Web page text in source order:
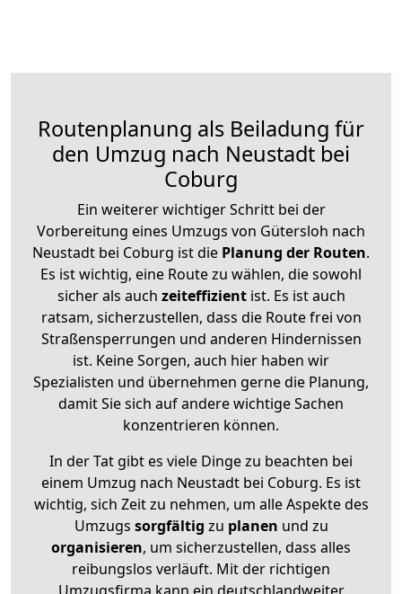
Routenplanung als Beiladung für
den Umzug nach Neustadt bei
Coburg
Ein weiterer wichtiger Schritt bei der
Vorbereitung eines Umzugs von Gütersloh nach
Neustadt bei Coburg ist die Planung der Routen.
Es ist wichtig, eine Route zu wählen, die sowohl
sicher als auch zeiteffizientist. Es ist auch
ratsam, sicherzustellen, dass die Route frei von
Straßensperrungen und anderen Hindernissen
ist. Keine Sorgen, auch hier haben wir
Spezialisten und übernehmen gerne die Planung,
damit Sie sich auf andere wichtige Sachen
konzentrieren können.
In der Tat gibt es viele Dinge zu beachten bei
einem Umzug nach Neustadt bei Coburg. Es ist
wichtig, sich Zeit zu nehmen, um alle Aspekte des
Umzugs sorgfältig zu planen und zu
organisieren, um sicherzustellen, dass alles
reibungslos verläuft. Mit der richtigen